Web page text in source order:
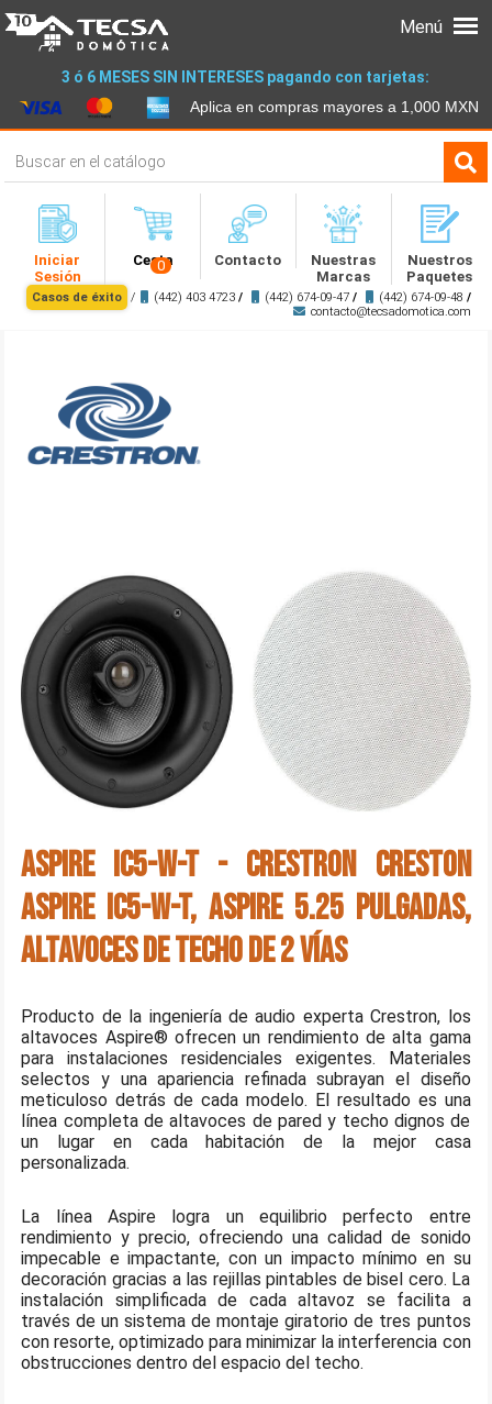
3 ó 6 MESES SIN INTERESES pagando con tarjetas:
Aplica en compras mayores a 1,000 MXN
Iniciar
Sesión
Cesta
0 Contacto
Nuestras
Marcas
Nuestros
Paquetes
Casos de éxito / (442) 403 4723 / (442) 674-09-47 / (442) 674-09-48 /
contacto@tecsadomotica.com
Menú
ASPIRE IC5-W-T - CRESTRON Creston
ASPIRE IC5-W-T, Aspire 5.25 pulgadas,
Altavoces de techo de 2 vías
Producto de la ingeniería de audio experta Crestron, los
altavoces Aspire® ofrecen un rendimiento de alta gama
para instalaciones residenciales exigentes. Materiales
selectos y una apariencia refinada subrayan el diseño
meticuloso detrás de cada modelo. El resultado es una
línea completa de altavoces de pared y techo dignos de
un lugar en cada habitación de la mejor casa
personalizada.
La línea Aspire logra un equilibrio perfecto entre
rendimiento y precio, ofreciendo una calidad de sonido
impecable e impactante, con un impacto mínimo en su
decoración gracias a las rejillas pintables de bisel cero. La
instalación simplificada de cada altavoz se facilita a
través de un sistema de montaje giratorio de tres puntos
con resorte, optimizado para minimizar la interferencia con
obstrucciones dentro del espacio del techo.